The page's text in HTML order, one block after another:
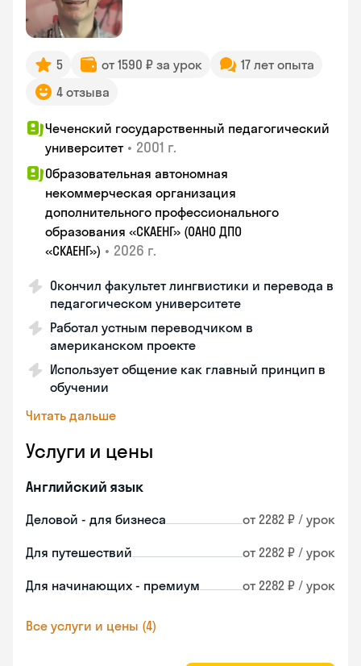
5 от 1590 ₽ за урок
17 лет опыта
4 отзыва
Чеченский государственный педагогический
университет • 2001 г.
Образовательная автономная
некоммерческая организация
дополнительного профессионального
образования «СКАЕНГ» (ОАНО ДПО
«СКАЕНГ») • 2026 г.
Окончил факультет лингвистики и перевода в
педагогическом университете
Работал устным переводчиком в
американском проекте
Использует общение как главный принцип в
обучении
Читать дальше
Услуги и цены
Английский язык
Деловой - для бизнеса от 2282 ₽ / урок
Для путешествий от 2282 ₽ / урок
Для начинающих - премиум от 2282 ₽ / урок
Все услуги и цены (4)